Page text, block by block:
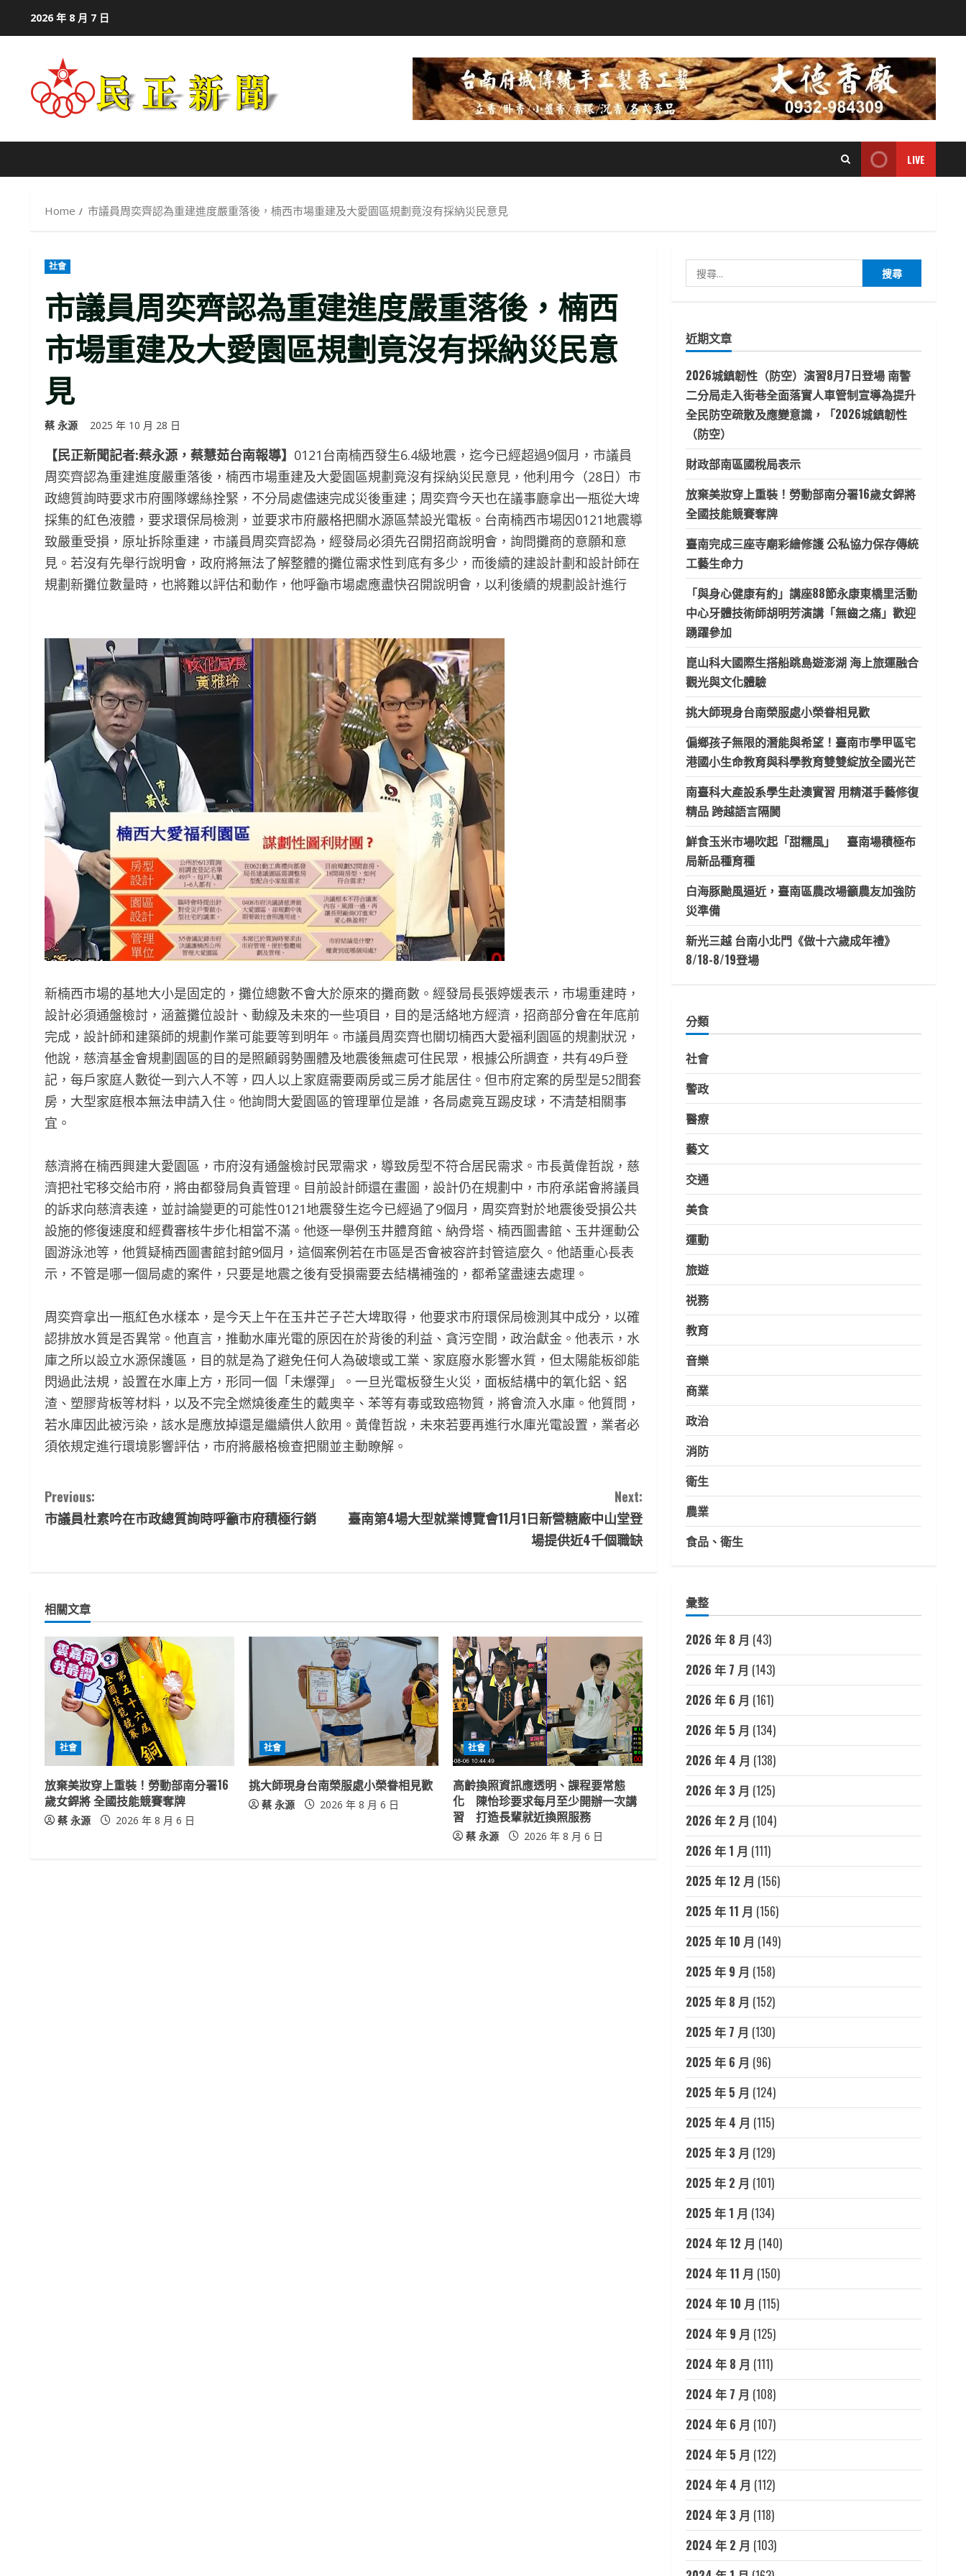
2026 年 8 月 7 日
LIVE
Home 市議員周奕齊認為重建進度嚴重落後，楠西市場重建及大愛園區規劃竟沒有採納災民意見
社會
市議員周奕齊認為重建進度嚴重落後，楠西
市場重建及大愛園區規劃竟沒有採納災民意
見
蔡 永源 2025 年 10 月 28 日
【民正新聞記者:蔡永源，蔡慧茹台南報導】 0121台南楠西發生6.4級地震，迄今已經超過9個月，市議員
周奕齊認為重建進度嚴重落後，楠西市場重建及大愛園區規劃竟沒有採納災民意見，他利用今（28日）市
政總質詢時要求市府團隊螺絲拴緊，不分局處儘速完成災後重建；周奕齊今天也在議事廳拿出一瓶從大埤
採集的紅色液體，要求環保局檢測，並要求市府嚴格把關水源區禁設光電板。台南楠西市場因0121地震導
致嚴重受損，原址拆除重建，市議員周奕齊認為，經發局必須先召開招商說明會，詢問攤商的意願和意
見。若沒有先舉行說明會，政府將無法了解整體的攤位需求性到底有多少，而後續的建設計劃和設計師在
規劃新攤位數量時，也將難以評估和動作，他呼籲市場處應盡快召開說明會，以利後續的規劃設計進行
新楠西市場的基地大小是固定的，攤位總數不會大於原來的攤商數。經發局長張婷媛表示，市場重建時，
設計必須通盤檢討，涵蓋攤位設計、動線及未來的一些項目，目的是活絡地方經濟，招商部分會在年底前
完成，設計師和建築師的規劃作業可能要等到明年。市議員周奕齊也關切楠西大愛福利園區的規劃狀況，
他說，慈濟基金會規劃園區的目的是照顧弱勢團體及地震後無處可住民眾，根據公所調查，共有49戶登
記，每戶家庭人數從一到六人不等，四人以上家庭需要兩房或三房才能居住。但市府定案的房型是52間套
房，大型家庭根本無法申請入住。他詢問大愛園區的管理單位是誰，各局處竟互踢皮球，不清楚相關事
宜。
慈濟將在楠西興建大愛園區，市府沒有通盤檢討民眾需求，導致房型不符合居民需求。市長黃偉哲說，慈
濟把社宅移交給市府，將由都發局負責管理。目前設計師還在畫圖，設計仍在規劃中，市府承諾會將議員
的訴求向慈濟表達，並討論變更的可能性0121地震發生迄今已經過了9個月，周奕齊對於地震後受損公共
設施的修復速度和經費審核牛步化相當不滿。他逐一舉例玉井體育館、納骨塔、楠西圖書館、玉井運動公
園游泳池等，他質疑楠西圖書館封館9個月，這個案例若在市區是否會被容許封管這麼久。他語重心長表
示，不管是哪一個局處的案件，只要是地震之後有受損需要去結構補強的，都希望盡速去處理。
周奕齊拿出一瓶紅色水樣本，是今天上午在玉井芒子芒大埤取得，他要求市府環保局檢測其中成分，以確
認排放水質是否異常。他直言，推動水庫光電的原因在於背後的利益、貪污空間，政治獻金。他表示，水
庫之所以設立水源保護區，目的就是為了避免任何人為破壞或工業、家庭廢水影響水質，但太陽能板卻能
閃過此法規，設置在水庫上方，形同一個「未爆彈」。一旦光電板發生火災，面板結構中的氧化鋁、鋁
渣、塑膠背板等材料，以及不完全燃燒後產生的戴奧辛、苯等有毒或致癌物質，將會流入水庫。他質問，
若水庫因此被污染，該水是應放掉還是繼續供人飲用。黃偉哲說，未來若要再進行水庫光電設置，業者必
須依規定進行環境影響評估，市府將嚴格檢查把關並主動瞭解。
C
o
i
n
u
R
e
a
d
Previous:
市議員杜素吟在市政總質詢時呼籲市府積極行銷
Next:
臺南第4場大型就業博覽會11月1日新營糖廠中山堂登
場提供近4千個職缺
相關文章
社會
放棄美妝穿上重裝！勞動部南分署16
歲女銲將 全國技能競賽奪牌
蔡 永源 2026 年 8 月 6 日
社會
挑大師現身台南榮服處小榮眷相見歡
蔡 永源 2026 年 8 月 6 日
社會
高齡換照資訊應透明、課程要常態
化 陳怡珍要求每月至少開辦一次講
習 打造長輩就近換照服務
蔡 永源 2026 年 8 月 6 日
尋
字:
近期文章
2026城鎮韌性（防空）演習8月7日登場 南警
二分局走入街巷全面落實人車管制宣導為提升
全民防空疏散及應變意識，「2026城鎮韌性
（防空）
財政部南區國稅局表示
放棄美妝穿上重裝！勞動部南分署16歲女銲將
全國技能競賽奪牌
臺南完成三座寺廟彩繪修護 公私協力保存傳統
工藝生命力
「與身心健康有約」講座88節永康東橋里活動
中心牙體技術師胡明芳演講「無齒之痛」歡迎
踴躍參加
崑山科大國際生搭船跳島遊澎湖 海上旅運融合
觀光與文化體驗
挑大師現身台南榮服處小榮眷相見歡
偏鄉孩子無限的潛能與希望！臺南市學甲區宅
港國小生命教育與科學教育雙雙綻放全國光芒
南臺科大產設系學生赴澳實習 用精湛手藝修復
精品 跨越語言隔閡
鮮食玉米市場吹起「甜糯風」 臺南場積極布
局新品種育種
白海豚颱風逼近，臺南區農改場籲農友加強防
災準備
新光三越 台南小北門《做十六歲成年禮》
8/18-8/19登場
分類
社會
警政
醫療
藝文
交通
美食
運動
旅遊
祱務
教育
音樂
商業
政治
消防
衛生
農業
食品、衛生
彙整
2026 年 8 月 (43)
2026 年 7 月 (143)
2026 年 6 月 (161)
2026 年 5 月 (134)
2026 年 4 月 (138)
2026 年 3 月 (125)
2026 年 2 月 (104)
2026 年 1 月 (111)
2025 年 12 月 (156)
2025 年 11 月 (156)
2025 年 10 月 (149)
2025 年 9 月 (158)
2025 年 8 月 (152)
2025 年 7 月 (130)
2025 年 6 月 (96)
2025 年 5 月 (124)
2025 年 4 月 (115)
2025 年 3 月 (129)
2025 年 2 月 (101)
2025 年 1 月 (134)
2024 年 12 月 (140)
2024 年 11 月 (150)
2024 年 10 月 (115)
2024 年 9 月 (125)
2024 年 8 月 (111)
2024 年 7 月 (108)
2024 年 6 月 (107)
2024 年 5 月 (122)
2024 年 4 月 (112)
2024 年 3 月 (118)
2024 年 2 月 (103)